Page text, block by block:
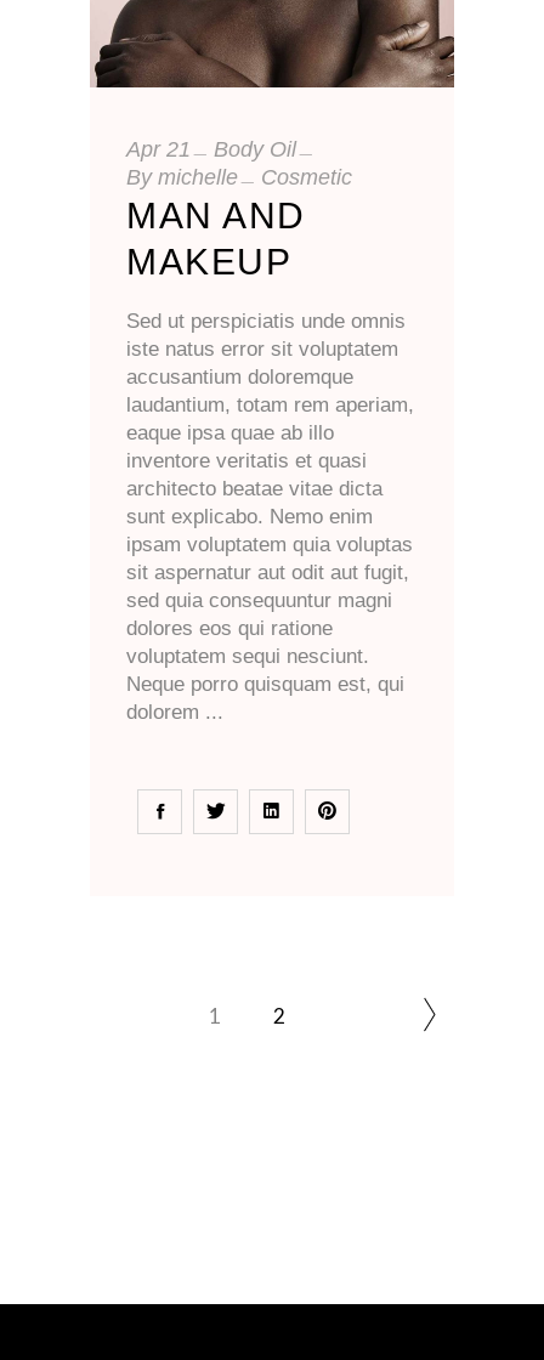
Apr 21
Body Oil
By michelle Cosmetic
MAN AND
MAKEUP
Sed ut perspiciatis unde omnis
iste natus error sit voluptatem
accusantium doloremque
laudantium, totam rem aperiam,
eaque ipsa quae ab illo
inventore veritatis et quasi
architecto beatae vitae dicta
sunt explicabo. Nemo enim
ipsam voluptatem quia voluptas
sit aspernatur aut odit aut fugit,
sed quia consequuntur magni
dolores eos qui ratione
voluptatem sequi nesciunt.
Neque porro quisquam est, qui
dolorem
1 2